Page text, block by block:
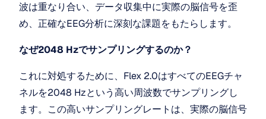
波は重なり合い、データ収集中に実際の脳信号を歪
め、正確なEEG分析に深刻な課題をもたらします。
なぜ2048 Hzでサンプリングするのか？
これに対処するために、Flex 2.0はすべてのEEGチャ
ネルを2048 Hzという高い周波数でサンプリングし
ます。この高いサンプリングレートは、実際の脳信号